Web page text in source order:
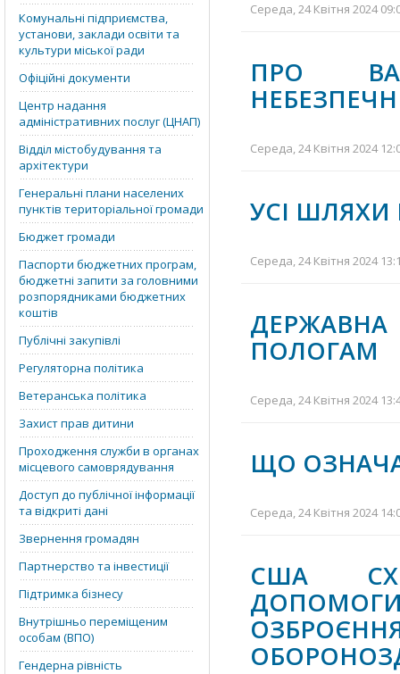
Комунальні підприємства,
установи, заклади освіти та
культури міської ради
Офіційні документи
Центр надання
адміністративних послуг (ЦНАП)
Відділ містобудування та
архітектури
Генеральні плани населених
пунктів територіальної громади
Бюджет громади
Паспорти бюджетних програм,
бюджетні запити за головними
розпорядниками бюджетних
коштів
Публічні закупівлі
Регуляторна політика
Ветеранська політика
Захист прав дитини
Проходження служби в органах
місцевого самоврядування
Доступ до публічної інформації
та відкриті дані
Звернення громадян
Партнерство та інвестиції
Підтримка бізнесу
Внутрішньо переміщеним
особам (ВПО)
Гендерна рівність
Середа, 24 Квітня 2024
ПРО
Середа, 24 Квітня 2024
УСІ
Середа, 24 Квітня 2024
ПОЛОГАМ
Середа, 24 Квітня 2024
ЩО
Середа, 24 Квітня 2024
США